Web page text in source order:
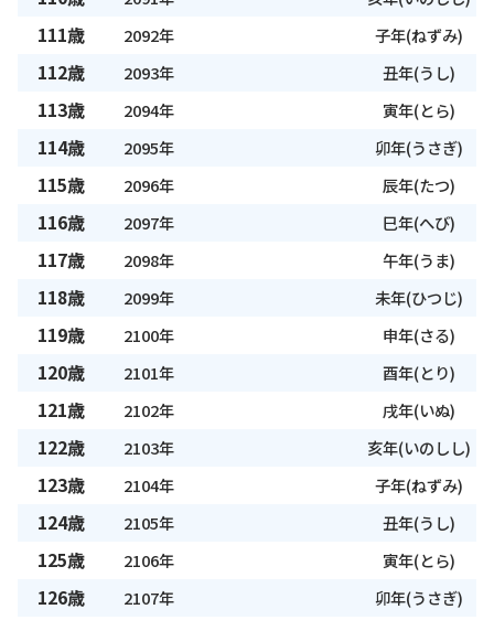
111歳 2092年 子年(ねずみ)
112歳 2093年 丑年(うし)
113歳 2094年 寅年(とら)
114歳 2095年 卯年(うさぎ)
115歳 2096年 辰年(たつ)
116歳 2097年 巳年(へび)
117歳 2098年 午年(うま)
118歳 2099年 未年(ひつじ)
119歳 2100年 申年(さる)
120歳 2101年 酉年(とり)
121歳 2102年 戌年(いぬ)
122歳 2103年 亥年(いのしし)
123歳 2104年 子年(ねずみ)
124歳 2105年 丑年(うし)
125歳 2106年 寅年(とら)
126歳 2107年 卯年(うさぎ)